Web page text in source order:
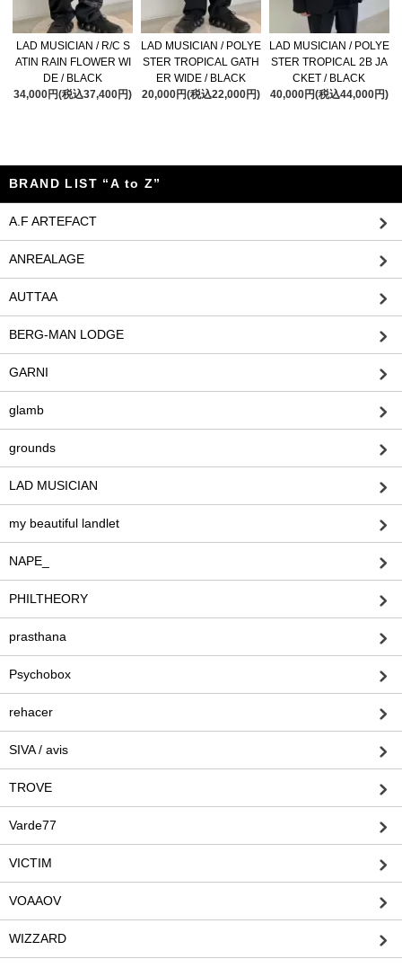
LAD MUSICIAN / R/C S
ATIN RAIN FLOWER WI
DE / BLACK
34,000円(税込37,400円)
LAD MUSICIAN / POLYE
STER TROPICAL GATH
ER WIDE / BLACK
20,000円(税込22,000円)
LAD MUSICIAN / POLYE
STER TROPICAL 2B JA
CKET / BLACK
40,000円(税込44,000円)
BRAND LIST “A to Z”
A.F ARTEFACT
ANREALAGE
AUTTAA
BERG-MAN LODGE
GARNI
glamb
grounds
LAD MUSICIAN
my beautiful landlet
NAPE_
PHILTHEORY
prasthana
Psychobox
rehacer
SIVA / avis
TROVE
Varde77
VICTIM
VOAAOV
WIZZARD